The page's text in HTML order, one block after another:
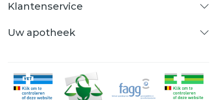
Klantenservice
Uw apotheek